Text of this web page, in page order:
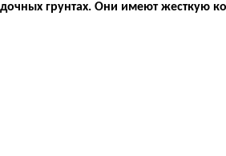
грунтах. Они имеют жесткую